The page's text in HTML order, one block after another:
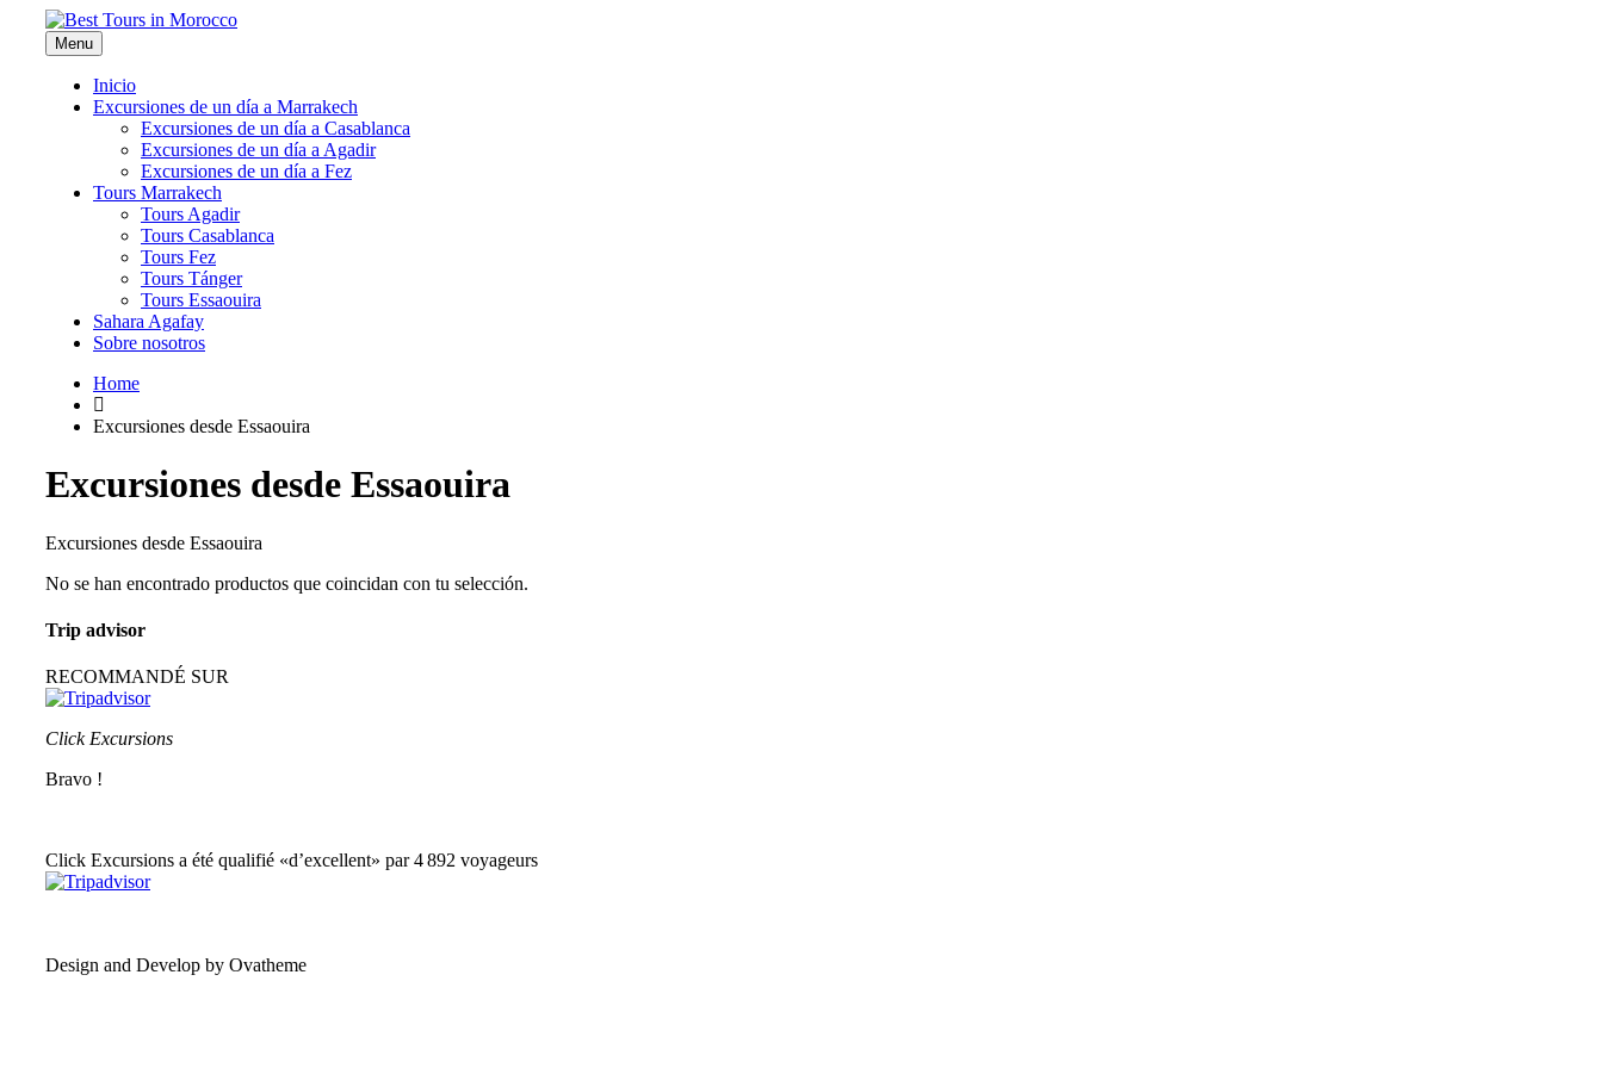
Menu
Inicio
Excursiones de un día a Marrakech
Excursiones de un día a Casablanca
Excursiones de un día a Agadir
Excursiones de un día a Fez
Tours Marrakech
Tours Agadir
Tours Casablanca
Tours Fez
Tours Tánger
Tours Essaouira
Sahara Agafay
Sobre nosotros
Home
Excursiones desde Essaouira
Excursiones desde Essaouira
Excursiones desde Essaouira
No se han encontrado productos que coincidan con tu selección.
Trip advisor
RECOMMANDÉ SUR
Click Excursions
Bravo !
Click Excursions a été qualifié «d’excellent» par 4 892 voyageurs
Design and Develop by Ovatheme